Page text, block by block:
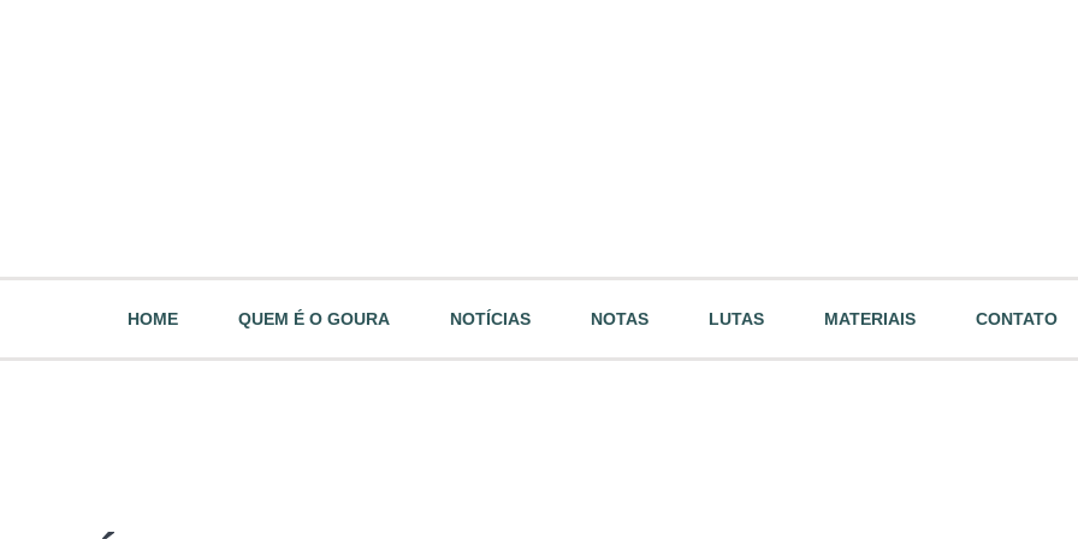
HOME QUEM É O GOURA NOTÍCIAS NOTAS LUTAS MATERIAIS CONTATO